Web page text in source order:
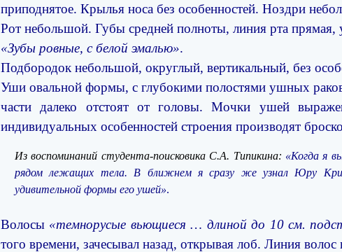
приподнятое. Крылья носа без особенностей. Ноздри
Рот небольшой. Губы средней полноты, линия рта прямая,
«Зубы ровные, с белой эмалью».
Подбородок небольшой, округлый, вертикальный, без
Уши овальной формы, с глубокими полостями ушных
части далеко отстоят от головы. Мочки ушей
индивидуальных особенностей строения производят
Из воспоминаний студента-поисковика С.А. Типикина: «Когда я
рядом лежащих тела. В ближнем я сразу же узнал Юру
удивительной формы его ушей».
Волосы «темнорусые вьющиеся … длиной до 10 см.
того времени, зачесывал назад, открывая лоб. Линия волос